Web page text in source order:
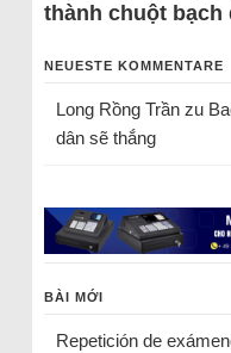
thành chuột bạch
NEUESTE KOMMENTARE
Long Rồng Trầnzu
dân sẽ thắng
BÀI MỚI
Repetición de